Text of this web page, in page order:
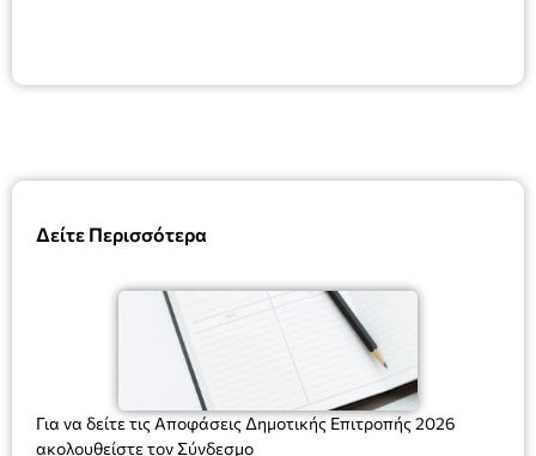
Δείτε Περισσότερα
Για να δείτε τις Αποφάσεις Δημοτικής Επιτροπής 2026
ακολουθείστε τον Σύνδεσμο